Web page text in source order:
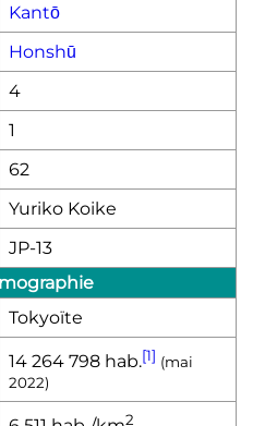
Kantō
Honshū
4
1
62
Yuriko Koike
JP-13
Tokyoïte
14 264 798 hab.[1] (mai
2022)
2